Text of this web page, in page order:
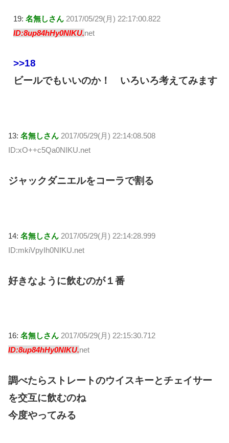
19: 名無しさん 2017/05/29(月) 22:17:00.822
ID:8up84hHy0NIKU.net
>>18
ビールでもいいのか！ いろいろ考えてみます
13: 名無しさん 2017/05/29(月) 22:14:08.508
ID:xO++c5Qa0NIKU.net
ジャックダニエルをコーラで割る
14: 名無しさん 2017/05/29(月) 22:14:28.999
ID:mkiVpyIh0NIKU.net
好きなように飲むのが１番
16: 名無しさん 2017/05/29(月) 22:15:30.712
ID:8up84hHy0NIKU.net
調べたらストレートのウイスキーとチェイサー
を交互に飲むのね
今度やってみる